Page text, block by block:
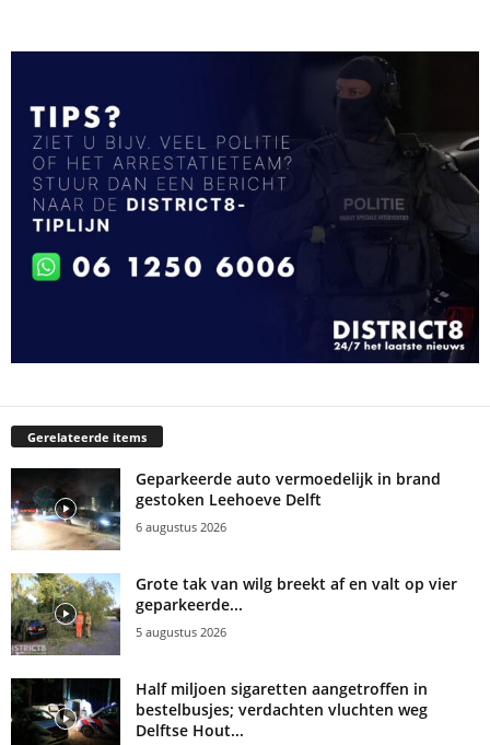
Gerelateerde items
Geparkeerde auto vermoedelijk in brand
gestoken Leehoeve Delft
6 augustus 2026
Grote tak van wilg breekt af en valt op vier
geparkeerde...
5 augustus 2026
Half miljoen sigaretten aangetroffen in
bestelbusjes; verdachten vluchten weg
Delftse Hout...